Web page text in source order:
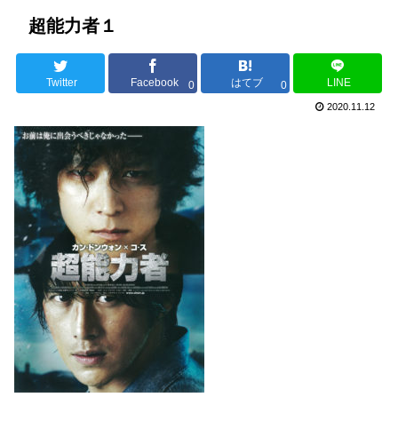
超能力者１
Twitter Facebook 0 はてブ 0 LINE
2020.11.12